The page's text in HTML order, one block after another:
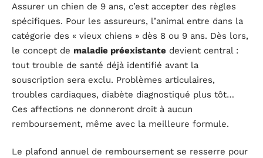
Assurer un chien de 9 ans, c’est accepter des règles
spécifiques. Pour les assureurs, l’animal entre dans la
catégorie des « vieux chiens » dès 8 ou 9 ans. Dès lors,
le concept de maladie préexistante devient central :
tout trouble de santé déjà identifié avant la
souscription sera exclu. Problèmes articulaires,
troubles cardiaques, diabète diagnostiqué plus tôt…
Ces affections ne donneront droit à aucun
remboursement, même avec la meilleure formule.
Le plafond annuel de remboursement se resserre pour